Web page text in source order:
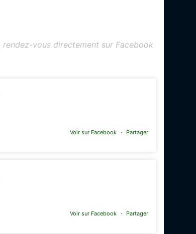
rendez-vous directement sur Facebook
Voir sur Facebook · Partager
Voir sur Facebook · Partager